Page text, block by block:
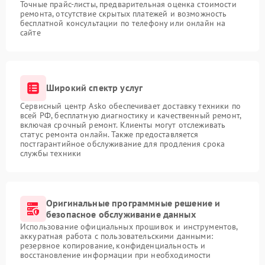
Точные прайс-листы, предварительная оценка стоимости
ремонта, отсутствие скрытых платежей и возможность
бесплатной консультации по телефону или онлайн на
сайте
Широкий спектр услуг
Сервисный центр Asko обеспечивает доставку техники по
всей РФ, бесплатную диагностику и качественный ремонт,
включая срочный ремонт. Клиенты могут отслеживать
статус ремонта онлайн. Также предоставляется
постгарантийное обслуживание для продления срока
службы техники
Оригинальные программные решение и
безопасное обслуживание данных
Использование официальных прошивок и инструментов,
аккуратная работа с пользовательскими данными:
резервное копирование, конфиденциальность и
восстановление информации при необходимости